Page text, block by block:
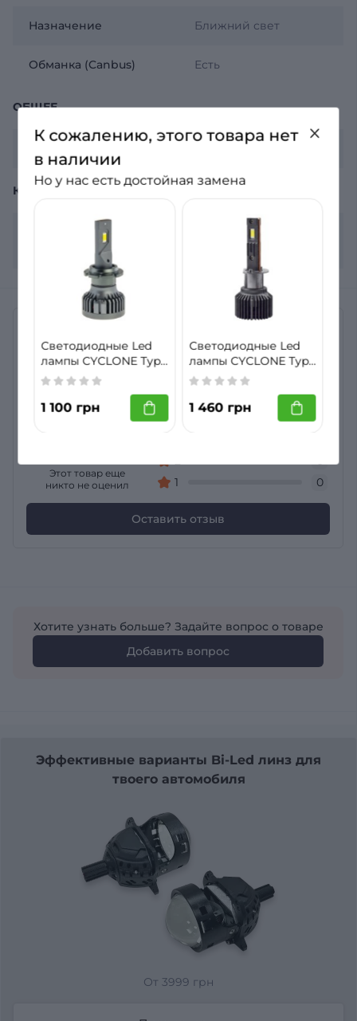
Назначение Ближний свет
Обманка (Canbus) Есть
ОБЩЕЕ
12 месяцев
КОМПЛЕКТАЦИЯ
Комплектация
2 лампы, гарантийный
Нет отзывов о товаре Светодиодные Led лампы
CYCLONE Type 40 HB4 (9006) 65W
Этот товар еще
никто не оценил
0
0
1
0
Оставить отзыв
Хотите узнать больше? Задайте вопрос о товаре
Добавить вопрос
Эффективные варианты Bi-Led линз для
твоего автомобиля
От 3999 грн
К сожалению, этого товара нет
в наличии
Но у нас есть достойная замена
Светодиодные Led
лампы CYCLONE Type
34 D1S/D2S/D3S/D4S
1 100 грн
Светодиодные Led
лампы CYCLONE Type
45 H1 60W
1 460 грн